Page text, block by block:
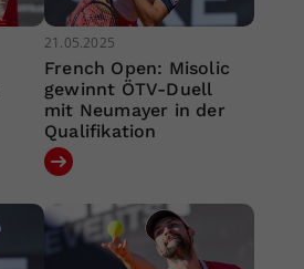
21.05.2025
French Open: Misolic
gewinnt ÖTV-Duell
mit Neumayer in der
Qualifikation